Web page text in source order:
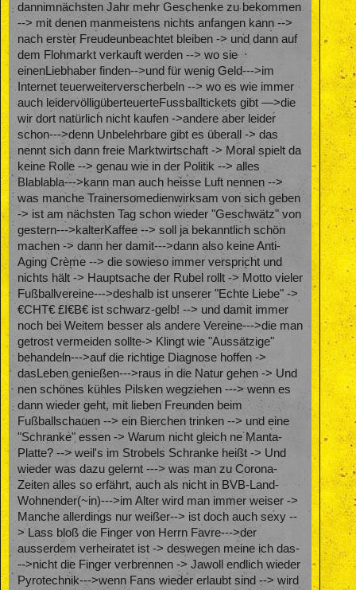
dannimnächsten Jahr mehr Geschenke zu bekommen
--> mit denen manmeistens nichts anfangen kann -->
nach erster Freudeunbeachtet bleiben -> und dann auf
dem Flohmarkt verkauft werden --> wo sie
einenLiebhaber finden-->und für wenig Geld--->im
Internet teuerweiterverscherbeln --> wo es wie immer
auch leidervölligüberteuerteFussballtickets gibt —>die
wir dort natürlich nicht kaufen ->andere aber leider
schon--->denn Unbelehrbare gibt es überall -> das
nennt sich dann freie Marktwirtschaft -> Moral spielt da
keine Rolle --> genau wie in der Politik --> alles
Blablabla--->kann man auch heisse Luft nennen -->
was manche Trainersomedienwirksam von sich geben
-> ist am nächsten Tag schon wieder "Geschwätz" von
gestern--->kalterKaffee --> soll ja bekanntlich schön
machen -> dann her damit--->dann also keine Anti-
Aging Crème --> die sowieso immer verspricht und
nichts hält -> Hauptsache der Rubel rollt -> Motto vieler
Fußballvereine--->deshalb ist unserer "Echte Liebe" ->
€CHT€ £I€B€ ist schwarz-gelb! --> und damit immer
noch bei Weitem besser als andere Vereine--->die man
getrost vermeiden sollte-> Klingt wie "Aussätzige"
behandeln--->auf die richtige Diagnose hoffen ->
dasLeben genießen--->raus in die Natur gehen -> Und
nen schönes kühles Pilsken wegziehen ---> wenn es
dann wieder geht, mit lieben Freunden beim
Fußballschauen --> ein Bierchen trinken --> und eine
"Schranke" essen -> Warum nicht gleich ne Manta-
Platte? --> weil's im Strobels Schranke heißt -> Und
wieder was dazu gelernt ---> was man zu Corona-
Zeiten alles so erfährt, auch als nicht in BVB-Land-
Wohnender(~in)--->im Alter wird man immer weiser ->
Manche allerdings nur weißer--> ist doch auch sexy --
> Lass bloß die Finger von Herrn Favre--->der
ausserdem verheiratet ist -> deswegen meine ich das-
-->nicht die Finger verbrennen -> Jawoll endlich wieder
Pyrotechnik--->wenn Fans wieder erlaubt sind --> wird